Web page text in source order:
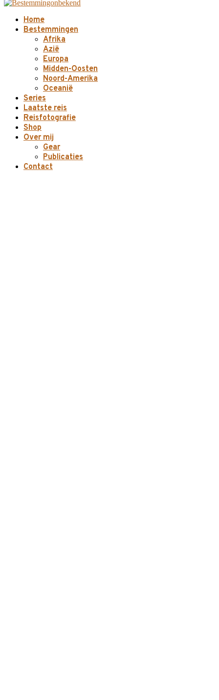
Home
Bestemmingen
Afrika
Azië
Europa
Midden-Oosten
Noord-Amerika
Oceanië
Series
Laatste reis
Reisfotografie
Shop
Over mij
Gear
Publicaties
Contact